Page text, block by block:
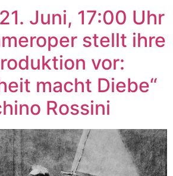
Juni, 17:00 Uhr
stellt ihre
vor:
macht Diebe“
Rossini